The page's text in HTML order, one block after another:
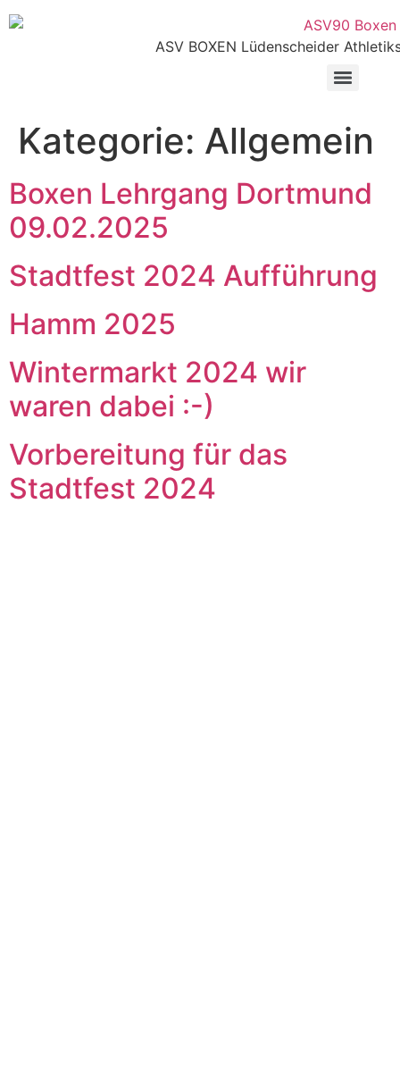
Zum
Inhalt
ASV BOXEN Lüdenscheider
Menü
Kategorie: Allgemein
Boxen Lehrgang Dortmund
09.02.2025
Stadtfest 2024 Aufführung
Hamm 2025
Wintermarkt 2024 wir
waren dabei :-)
Vorbereitung für das
Stadtfest 2024